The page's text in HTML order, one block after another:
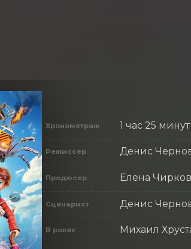
Хронометраж 1 час 25
Режиссер Денис
Продюсер Елена
Сценарист Денис
В ролях Михаил